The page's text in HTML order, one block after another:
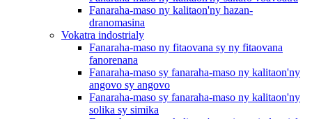
Fanaraha-maso ny kalitaon'ny hazan-
dranomasina
Vokatra indostrialy
Fanaraha-maso ny fitaovana sy ny fitaovana
fanorenana
Fanaraha-maso sy fanaraha-maso ny kalitaon'ny
angovo sy angovo
Fanaraha-maso sy fanaraha-maso ny kalitaon'ny
solika sy simika